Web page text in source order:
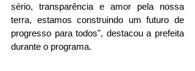
sério, transparência e amor pela nossa
terra, estamos construindo um futuro de
progresso para todos", destacou a prefeita
durante o programa.